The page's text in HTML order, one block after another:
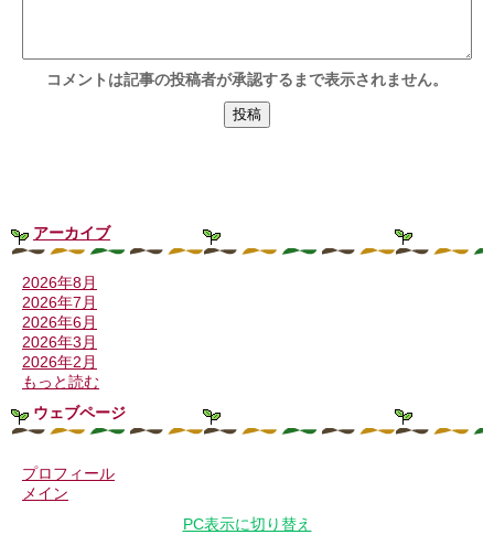
コメントは記事の投稿者が承認するまで表示されません。
アーカイブ
2026年8月
2026年7月
2026年6月
2026年3月
2026年2月
もっと読む
ウェブページ
プロフィール
メイン
PC表示に切り替え